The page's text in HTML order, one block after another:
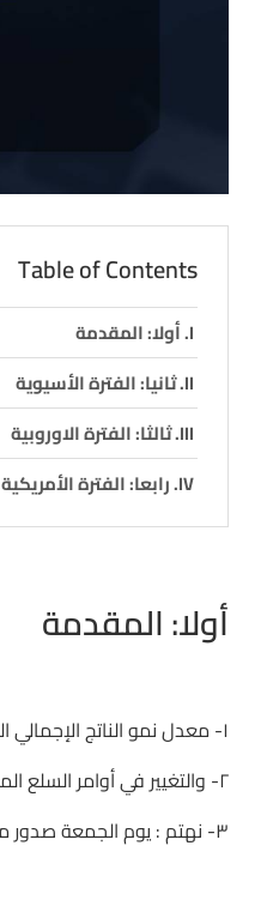
Table of Contents
أولا: المقدمة
ثانيا: الفترة الأسيوية
ثالثا: الفترة الاوروبية
رابعا: الفترة الأمريكية
أولا: المقدمة
١- معدل نمو الناتج الإجمالي المحلي البريطاني (GBP) في قراءته الاولي للربع الثالث هام ومع توقع تباطؤ سيضغط مجددا علي الباوند.
٢- والتغيير في أوامر السلع المعمرة الأمريكية من البيانات الهامة نتابعها وطلبات اعانات البطالة (المتماسكة بإيجابية لأسابيع طويلة).
٣- نهتم : يوم الجمعة صدور معدل نمو الاقتصاد الأمريكي للربع الثالث و التوقع ايجابي و تأخذه الأسواق في الاعتبار من نهايات (الخميس).